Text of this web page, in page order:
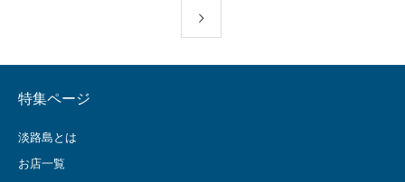
特集ページ
淡路島とは
お店一覧